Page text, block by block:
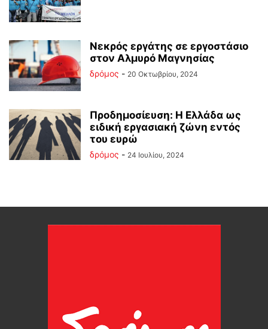
Νεκρός εργάτης σε εργοστάσιο
στον Αλμυρό Μαγνησίας
δρόμος - 20 Οκτωβρίου, 2024
Προδημοσίευση: Η Ελλάδα ως
ειδική εργασιακή ζώνη εντός
του ευρώ
δρόμος - 24 Ιουλίου, 2024